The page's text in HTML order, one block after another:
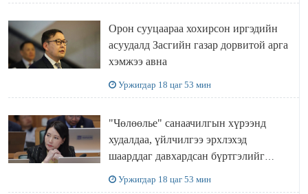
Орон сууцаараа хохирсон иргэдийн
асуудалд Засгийн газар дорвитой арга
хэмжээ авна
Уржигдар 18 цаг 53 мин
"Чөлөөлье" санаачилгын хүрээнд
худалдаа, үйлчилгээ эрхлэхэд
шаарддаг давхардсан бүртгэлийг
Уржигдар 18 цаг 53 мин